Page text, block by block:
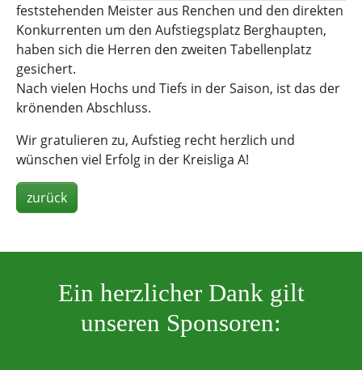
feststehenden Meister aus Renchen und den direkten
Konkurrenten um den Aufstiegsplatz Berghaupten,
haben sich die Herren den zweiten Tabellenplatz
gesichert.
Nach vielen Hochs und Tiefs in der Saison, ist das der
krönenden Abschluss.
Wir gratulieren zu, Aufstieg recht herzlich und
wünschen viel Erfolg in der Kreisliga A!
zurück
Ein herzlicher Dank gilt
unseren Sponsoren: